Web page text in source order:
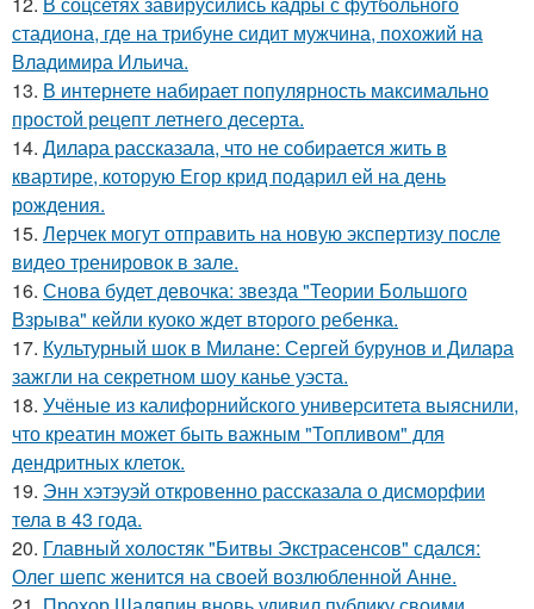
стадиона, где на трибуне сидит мужчина, похожий на
Владимира Ильича.
13. В интернете набирает популярность максимально
простой рецепт летнего десерта.
14. Дилара рассказала, что не собирается жить в
квартире, которую Егор крид подарил ей на день
рождения.
15. Лерчек могут отправить на новую экспертизу после
видео тренировок в зале.
16. Снова будет девочка: звезда "Теории Большого
Взрыва" кейли куоко ждет второго ребенка.
17. Культурный шок в Милане: Сергей бурунов и Дилара
зажгли на секретном шоу канье уэста.
18. Учёные из калифорнийского университета выяснили,
что креатин может быть важным "Топливом" для
дендритных клеток.
19. Энн хэтэуэй откровенно рассказала о дисморфии
тела в 43 года.
20. Главный холостяк "Битвы Экстрасенсов" сдался:
Олег шепс женится на своей возлюбленной Анне.